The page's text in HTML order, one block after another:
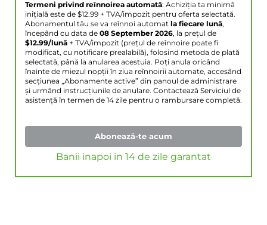
Termeni privind reînnoirea automată: Achiziția ta minimă
inițială este de $12.99 + TVA/impozit pentru oferta selectată.
Abonamentul tău se va reînnoi automat la fiecare lună,
începând cu data de 08 September 2026, la prețul de
$12.99/lună + TVA/impozit (prețul de reînnoire poate fi
modificat, cu notificare prealabilă), folosind metoda de plată
selectată, până la anularea acestuia. Poți anula oricând
înainte de miezul nopții în ziua reînnoirii automate, accesând
secțiunea „Abonamente active” din panoul de administrare
și urmând instrucțiunile de anulare. Contactează Serviciul de
asistență în termen de 14 zile pentru o rambursare completă.
Abonează-te acum
Banii inapoi in 14 de zile garantat